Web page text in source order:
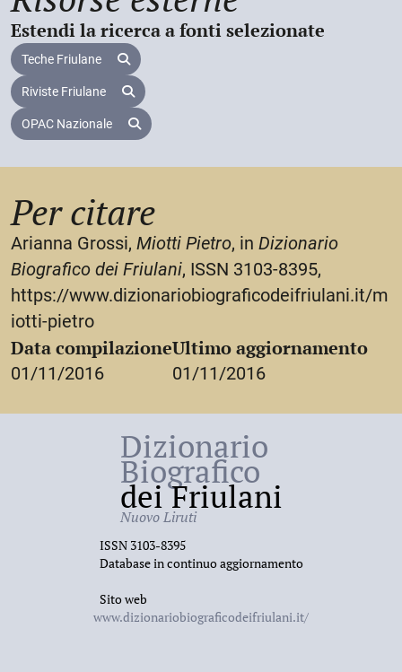
H. Kitzmüller,Un capitolo dimenticato di storia della
letteratura austriaca, in Cultura tedesca nel Goriziano
Gorizia, Istituto di Storia sociale e religiosa, 1995, 35-
88;
A. Grossi,Annali della tipografia
Estendi la ricerca a fonti selezionate
Teche Friulane
Riviste Friulane
OPAC Nazionale
Per citare
Arianna Grossi, Miotti Pietro, in Dizionario
Biografico dei Friulani, ISSN 3103-8395,
https://www.dizionariobiograficodeifriulani.it/m
iotti-pietro
Data compilazione
01/11/2016
Ultimo aggiornamento
01/11/2016
Dizionario
Biografico
dei Friulani
Nuovo Liruti
ISSN 3103-8395
Database in continuo aggiornamento
Sito web
www.dizionariobiograficodeifriulani.it/